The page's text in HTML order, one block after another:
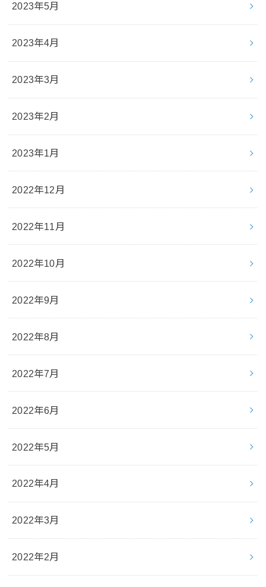
2023年5月
2023年4月
2023年3月
2023年2月
2023年1月
2022年12月
2022年11月
2022年10月
2022年9月
2022年8月
2022年7月
2022年6月
2022年5月
2022年4月
2022年3月
2022年2月